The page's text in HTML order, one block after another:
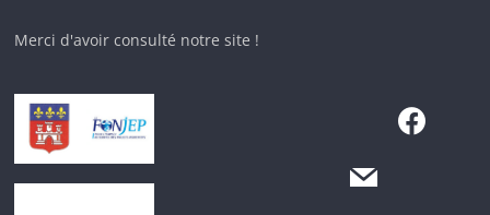
Merci d'avoir consulté notre site !